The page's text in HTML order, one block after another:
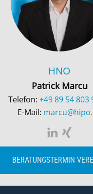
HNO
Patrick Marcu
Telefon: +49 89 54 803
E-Mail:
BERATUNGSTERMIN